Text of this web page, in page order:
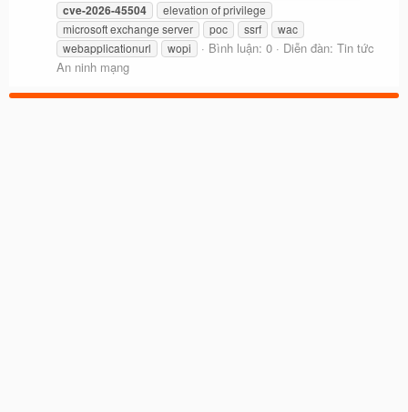
cve-2026-45504
elevation of privilege
microsoft exchange server
poc ssrf
wac
webapplicationurl
wopi Bình luận: 0 Diễn đàn: Tin tức
An ninh mạng